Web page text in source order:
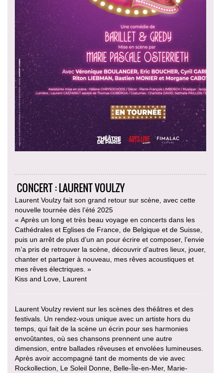
CONCERT : LAURENT VOULZY
Laurent Voulzy fait son grand retour sur scène, avec cette
nouvelle tournée dès l’été 2025
« Après un long et très beau voyage en concerts dans les
Cathédrales et Eglises de France, de Belgique et de Suisse,
puis un arrêt de plus d’un an pour écrire et composer, l’envie
m’a pris de retrouver la scène, découvrir d’autres lieux, jouer,
chanter et partager à nouveau, mes rêves acoustiques et
mes rêves électriques. »
Kiss and Love, Laurent
Laurent Voulzy revient sur les scènes des théâtres et des
festivals. Un rendez-vous unique avec un artiste hors du
temps, qui fait de la scène un écrin pour ses harmonies
envoûtantes, où ses chansons prennent une autre
dimension, entre ballades rêveuses et envolées lumineuses.
Après avoir accompagné tant de moments de vie avec
Rockollection, Le Soleil Donne, Belle-Île-en-Mer, Marie-